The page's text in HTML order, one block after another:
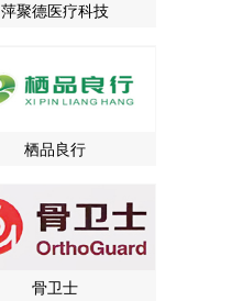
萍聚德医疗科技
栖品良行
骨卫士